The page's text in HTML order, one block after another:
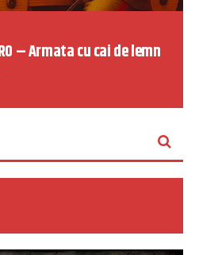
– Armata cu cai de lemn